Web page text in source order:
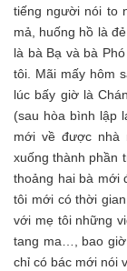
tiếng người nói to
mả, huống hồ là
là bà Bạ và bà
tôi. Mãi mấy hôm
lúc bấy giờ là
(sau hòa bình lập
mới về được nhà
xuống thành phần
thoảng hai bà mới
tôi mới có thời
với mẹ tôi những
tang ma…, bao giờ
chỉ có bác mới nói